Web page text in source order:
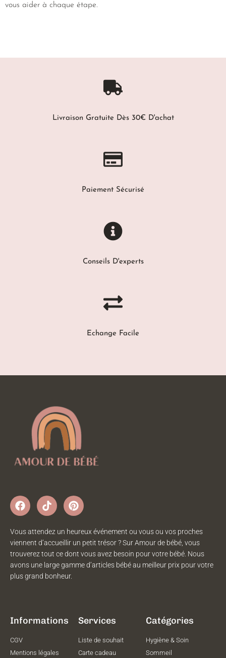
vous aider à chaque étape.
Livraison Gratuite Dès 30€ D'achat
Paiement Sécurisé
Conseils D'experts
Echange Facile
Vous attendez un heureux événement ou vous ou vos proches
viennent d’accueillir un petit trésor ? Sur Amour de bébé, vous
trouverez tout ce dont vous avez besoin pour votre bébé. Nous
avons une large gamme d’articles bébé au meilleur prix pour votre
plus grand bonheur.
Informations
CGV
Mentions légales
Services
Liste de souhait
Carte cadeau
Catégories
Hygiène & Soin
Sommeil